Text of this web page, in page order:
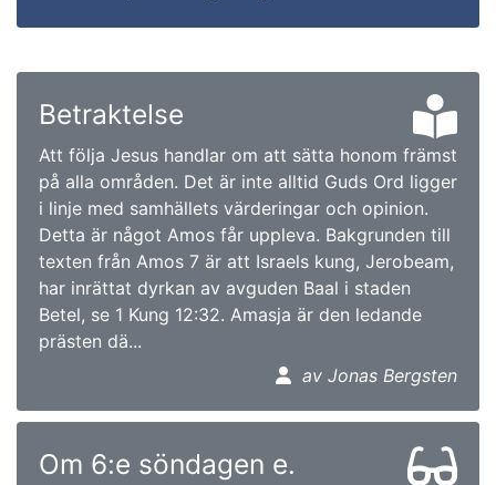
Betraktelse
Att följa Jesus handlar om att sätta honom främst
på alla områden. Det är inte alltid Guds Ord ligger
i linje med samhällets värderingar och opinion.
Detta är något Amos får uppleva. Bakgrunden till
texten från Amos 7 är att Israels kung, Jerobeam,
har inrättat dyrkan av avguden Baal i staden
Betel, se 1 Kung 12:32. Amasja är den ledande
prästen dä...
av Jonas Bergsten
Om 6:e söndagen e.